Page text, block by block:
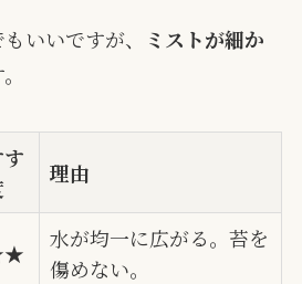
いいですが、
ミストが細か
理由
水が均一に広がる。苔を
傷めない。